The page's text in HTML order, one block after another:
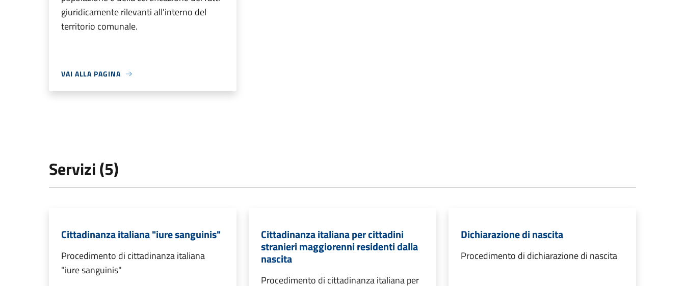
giuridicamente rilevanti all'interno del
territorio comunale.
VAI ALLA PAGINA
Servizi (5)
Cittadinanza italiana "iure sanguinis"
Procedimento di cittadinanza italiana
"iure sanguinis"
Cittadinanza italiana per cittadini
stranieri maggiorenni residenti dalla
nascita
Procedimento di cittadinanza italiana per
Dichiarazione di nascita
Procedimento di dichiarazione di nascita